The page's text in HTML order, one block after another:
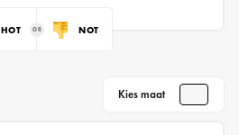
HOT NOT
Kies maat